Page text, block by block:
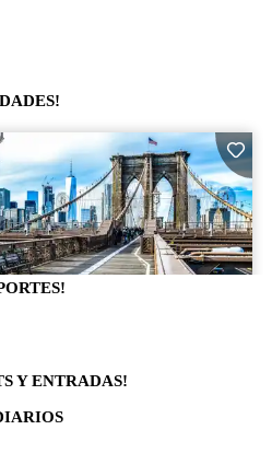
Y ENTRADAS!